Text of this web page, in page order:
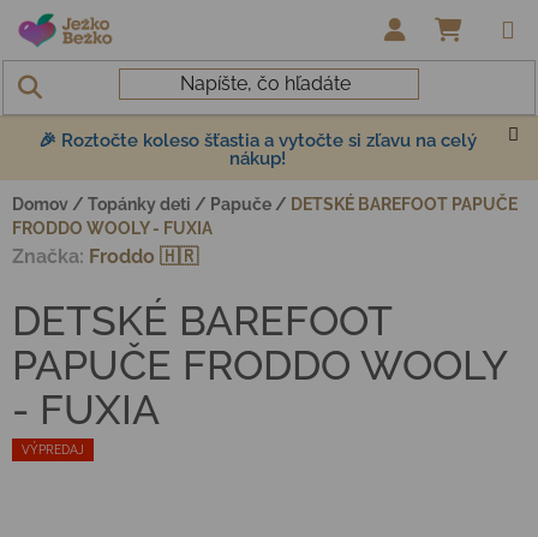
Prejsť na obsah
🎉 Roztočte koleso šťastia a vytočte si zľavu na celý
nákup!
Domov / Topánky deti / Papuče / DETSKÉ BAREFOOT PAPUČE
FRODDO WOOLY - FUXIA
VÝPREDAJ
DETSKÉ BAREFOOT
PAPUČE FRODDO WOOLY
- FUXIA
Značka: Froddo 🇭🇷